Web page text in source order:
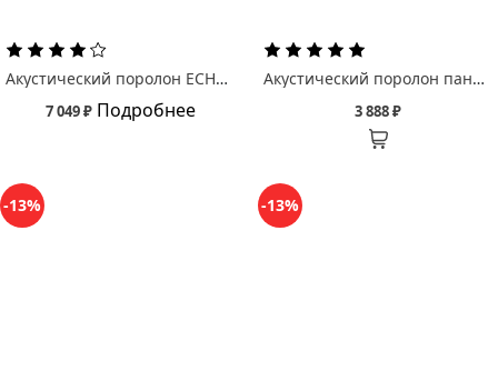
Акустический поролон ECHOTON Бас ловушка Пульс/ PULSE
7 049 ₽ Подробнее
Акустический поролон панель Echoton Паломар/ Palomar
3 888 ₽
-13% -13%